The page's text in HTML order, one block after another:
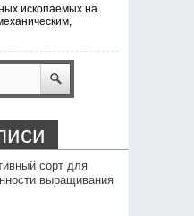
ископаемых на
сорт для
выращивания